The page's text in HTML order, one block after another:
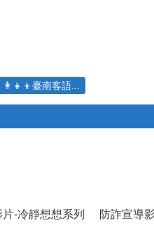
臺南客語...
-冷靜想想系列 防詐宣導